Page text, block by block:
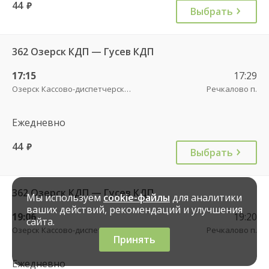
44 руб. Выбрать
362 Озерск КДП — Гусев КДП
17:15
Озерск Кассово-диспетчерский пункт
17:29
Речкалово п.
Ежедневно
44 руб. Выбрать
362 Озерск КДП — Гусев КДП
19:06
Озерск Кассово-диспетчерский пункт
19:20
Речкалово п.
Ежедневно
Мы используем cookie-файлы для аналитики
ваших действий, рекомендаций и улучшения
сайта.
Принять